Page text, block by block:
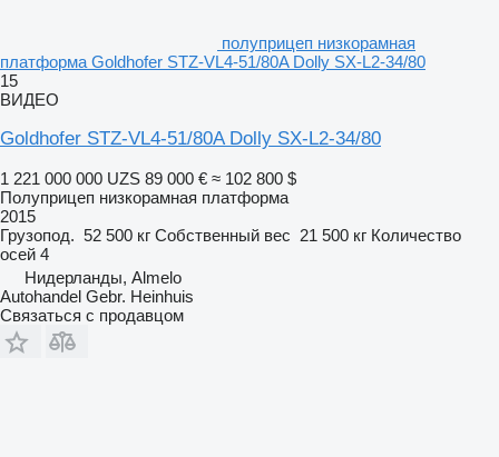
полуприцеп низкорамная
платформа Goldhofer STZ-VL4-51/80A Dolly SX-L2-34/80
15
ВИДЕО
Goldhofer STZ-VL4-51/80A Dolly SX-L2-34/80
1 221 000 000 UZS 89 000 € ≈ 102 800 $
Полуприцеп низкорамная платформа
2015
Грузопод. 52 500 кг Собственный вес 21 500 кг Количество
осей 4
Нидерланды, Almelo
Autohandel Gebr. Heinhuis
Связаться с продавцом